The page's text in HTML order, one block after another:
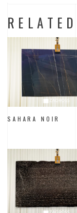
SAHARA NOIR